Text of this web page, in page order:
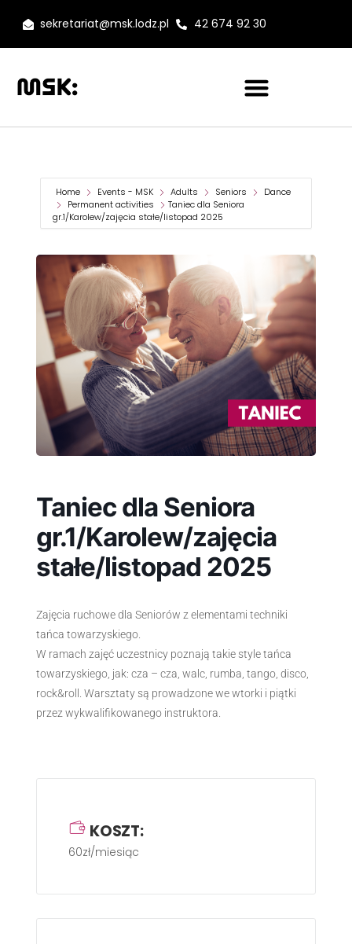
sekretariat@msk.lodz.pl 42 674 92 30
Home Events - MSK Adults Seniors
Dance
Permanent activities
Taniec dla Seniora
gr.1/Karolew/zajęcia stałe/listopad 2025
Taniec dla Seniora
gr.1/Karolew/zajęcia
stałe/listopad 2025
Zajęcia ruchowe dla Seniorów z elementami techniki
tańca towarzyskiego.
W ramach zajęć uczestnicy poznają takie style tańca
towarzyskiego, jak: cza – cza, walc, rumba, tango, disco,
rock&roll. Warsztaty są prowadzone we wtorki i piątki
przez wykwalifikowanego instruktora.
KOSZT:
60zł/miesiąc